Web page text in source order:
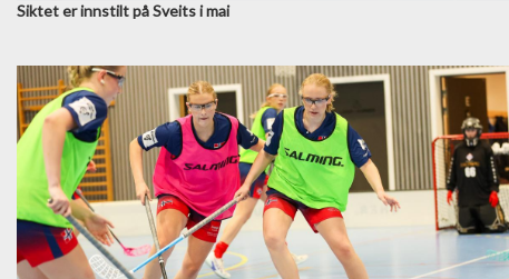
Siktet er innstilt på Sveits i mai